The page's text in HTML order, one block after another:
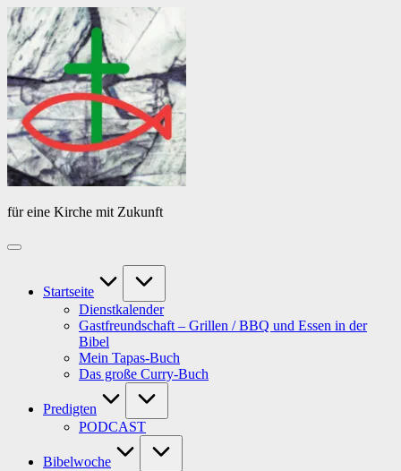
Skip
to
content
von
PfarrerB
für eine Kirche mit Zukunft
Startseite
Dienstkalender
Gastfreundschaft – Grillen / BBQ und Essen in der
Bibel
Mein Tapas-Buch
Das große Curry-Buch
Predigten
PODCAST
Bibelwoche